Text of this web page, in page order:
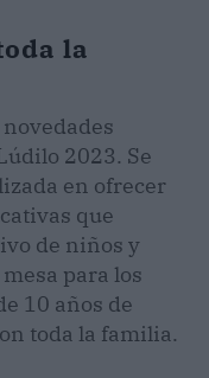
la
2023. Se
en ofrecer
que
de niños y
para los
10 años de
toda la familia.